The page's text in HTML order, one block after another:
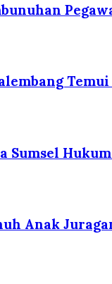
Sumsel
Anak